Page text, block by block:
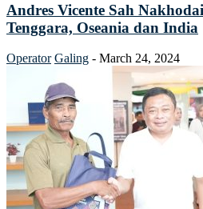
Andres Vicente Sah
Tenggara, Oseania dan India
Operator Galing - March 24, 2024